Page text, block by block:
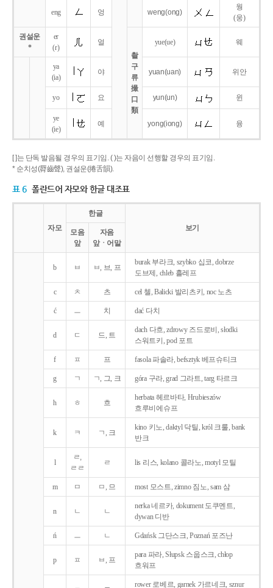
eng 엉 weng(ong)
웡
(웅)
권설운
*
er
(r)
얼
촬
구
류
撮
口
類
yue(ue) 웨
ya
(ia)
야 yuan(uan) 위안
yo 요 yun(un) 윈
ye
(ie)
예 yong(iong) 융
[ ]는 단독 발음될 경우의 표기임. ( )는 자음이 선행할 경우의 표기임.
* 순치성(脣齒聲), 권설운(捲舌韻).
표 6 폴란드어 자모와 한글 대조표
자모
한글
보기
모음
앞
자음
앞ㆍ어말
b ㅂ ㅂ, 브, 프
burak 부라크, szybko 십코, dobrze
도브제, chleb 흘레프
c ㅊ 츠 cel 첼, Balicki 발리츠키, noc 노츠
ć ㅡ 치 dać 다치
d ㄷ 드, 트
dach 다흐, zdrowy 즈드로비, słodki
스워트키, pod 포트
f ㅍ 프 fasola 파솔라, befsztyk 베프슈티크
g ㄱ ㄱ, 그, 크 góra 구라, grad 그라트, targ 타르크
h ㅎ 흐
herbata 헤르바타, Hrubieszów
흐루비에슈프
k ㅋ ㄱ, 크
kino 키노, daktyl 닥틸, król 크룰, bank
반크
l
ㄹ,
ㄹㄹ
ㄹ lis 리스, kolano 콜라노, motyl 모틸
m ㅁ ㅁ, 므 most 모스트, zimno 짐노, sam 삼
n ㄴ ㄴ
nerka 네르카, dokument 도쿠멘트,
dywan 디반
ń ㅡ ㄴ Gdańsk 그단스크, Poznań 포즈난
p ㅍ ㅂ, 프
para 파라, Słupsk 스웁스크, chłop
흐워프
rower 로베르, garnek 가르네크, sznur